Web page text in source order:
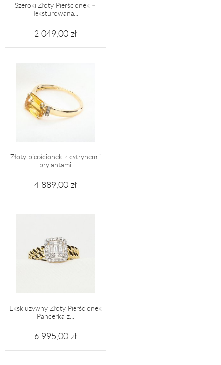
Szeroki Złoty Pierścionek –
Teksturowana...
2 049,00 zł
Złoty pierścionek z cytrynem i
brylantami
4 889,00 zł
Ekskluzywny Złoty Pierścionek
Pancerka z...
6 995,00 zł